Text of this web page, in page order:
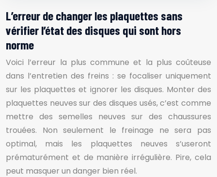
L’erreur de changer les plaquettes sans
vérifier l’état des disques qui sont hors
norme
Voici l’erreur la plus commune et la plus coûteuse
dans l’entretien des freins : se focaliser uniquement
sur les plaquettes et ignorer les disques. Monter des
plaquettes neuves sur des disques usés, c’est comme
mettre des semelles neuves sur des chaussures
trouées. Non seulement le freinage ne sera pas
optimal, mais les plaquettes neuves s’useront
prématurément et de manière irrégulière. Pire, cela
peut masquer un danger bien réel.